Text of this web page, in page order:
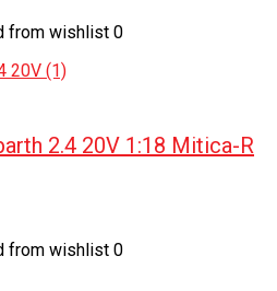
from wishlist 0
2.4 20V 1:18 Mitica-R
from wishlist 0